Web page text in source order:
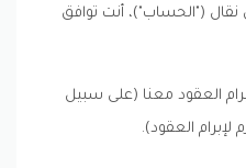
("الحساب")، أنت توافق
لإبرام العقود معنا (على سبيل
لإبرام العقود).